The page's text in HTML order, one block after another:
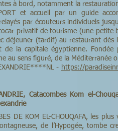
à bord, notamment la
et accueil par un guide
par écouteurs individuels
privatif de tourisme (une petite
déjeuner (tardif) au restaurant dès
de la capitale égyptienne.
au sens figuré, de la Méditerranée
- https://
Catacombes Kom el-
DE KOM EL-CHOUQAFA, les
de l’Hypogée, tombe